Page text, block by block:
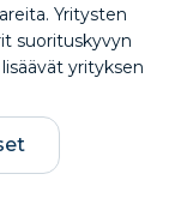
Yritysten
suorituskyvyn
yrityksen